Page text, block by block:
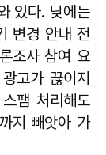
있다. 낮에는
변경 안내 전
조사 참여 요
고가 끊이지
팸 처리해도
지 빼앗아 가